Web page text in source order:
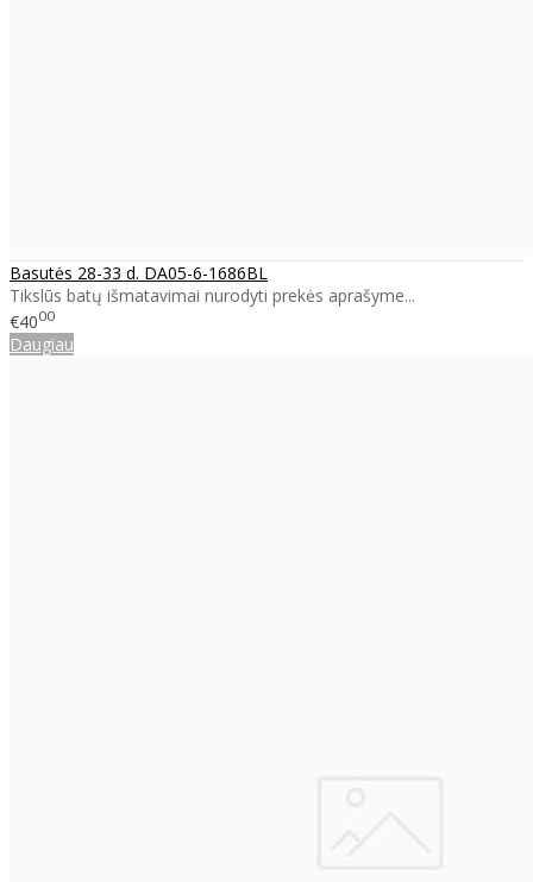
Basutės 28-33 d. DA05-6-1686BL
Tikslūs batų išmatavimai nurodyti prekės aprašyme...
€4000
Daugiau